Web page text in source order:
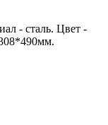
- сталь. Цвет -